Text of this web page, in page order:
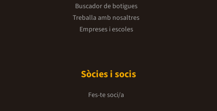
Buscador de botigues
Treballa amb nosaltres
Empreses i escoles
Sòcies i socis
Fes-te soci/a